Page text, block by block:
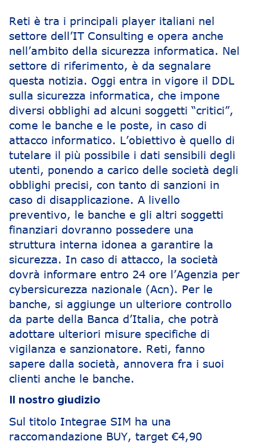
Reti è tra i principali player italiani nel
settore dell’IT Consulting e opera anche
nell’ambito della sicurezza informatica. Nel
settore di riferimento, è da segnalare
questa notizia. Oggi entra in vigore il DDL
sulla sicurezza informatica, che impone
diversi obblighi ad alcuni soggetti “critici”,
come le banche e le poste, in caso di
attacco informatico. L’obiettivo è quello di
tutelare il più possibile i dati sensibili degli
utenti, ponendo a carico delle società degli
obblighi precisi, con tanto di sanzioni in
caso di disapplicazione. A livello
preventivo, le banche e gli altri soggetti
finanziari dovranno possedere una
struttura interna idonea a garantire la
sicurezza. In caso di attacco, la società
dovrà informare entro 24 ore l’Agenzia per
cybersicurezza nazionale (Acn). Per le
banche, si aggiunge un ulteriore controllo
da parte della Banca d’Italia, che potrà
adottare ulteriori misure specifiche di
vigilanza e sanzionatore. Reti, fanno
sapere dalla società, annovera fra i suoi
clienti anche le banche.
Il nostro giudizio
Sul titolo Integrae SIM ha una
raccomandazione BUY, target €4,90